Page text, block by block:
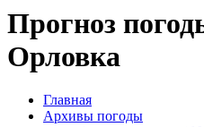
Прогноз
Орловка
Главная
Архивы погоды